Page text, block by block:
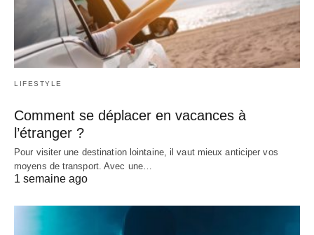
LIFESTYLE
Comment se déplacer en vacances à
l’étranger ?
Pour visiter une destination lointaine, il vaut mieux anticiper vos
moyens de transport. Avec une…
1 semaine ago